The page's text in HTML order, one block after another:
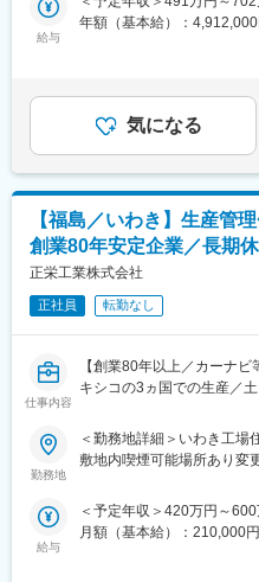
◇コスト削減およびサイク
大など）
◇装置保守コスト改善
生産能力拡張、新技術開発
てステークホルダーへの提
■当社の魅力：
パワー半導体とセンシング
トからSoCまで、カスタム
ジックおよびディスクリー
を持っている、外資系半導
提供先も幅広く、自動車、
コンピューティングと、幅
となっております。
給与
年額（基本給）：
働給や業績に応じたインセ
も目安の金額であり、選考
月給(月額)は固定手当を含め
気になる
【福島／いわき】生産管
創業80年安定企業／長期
正栄工業株式会社
正社員 転勤なし
仕事内容
【創業80年以上／カーナ
キシコの3ヵ国での生産／
■採用背景
当社の業績は安定しており
ととなりました。
勤務地
＜勤務地詳細＞いわき工場
敷地内喫煙可能場所あり変
給与
＜予定年収＞420万円～
月額（基本給）：210,000